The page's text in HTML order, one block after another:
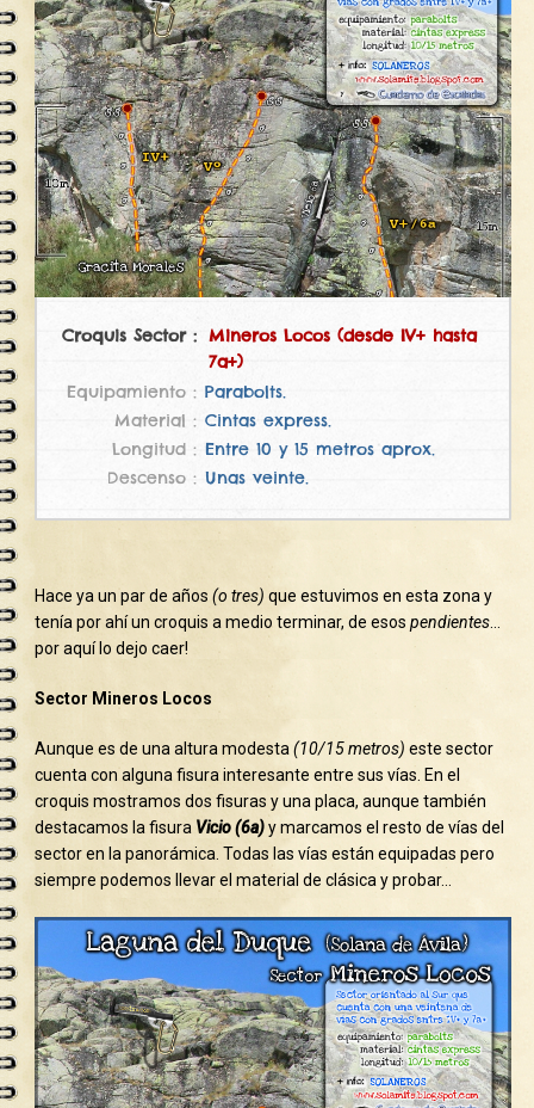
Mineros Locos (desde IV+ hasta
7a+)
Parabolts.
Cintas express.
Entre 10 y 15 metros aprox.
Unas veinte.
Hace ya un par de años(o tres) que estuvimos en esta zona y
tenía por ahí un croquis a medio terminar, de esospendientes…
por aquí lo dejo caer!
Sector Mineros Locos
Aunque es de una altura modesta(10/15 metros) este sector
cuenta con alguna fisura interesante entre sus vías. En el
croquis mostramos dos fisuras y una placa, aunque también
destacamos la fisura Vicio (6a)y marcamos el resto de vías del
sector en la panorámica. Todas las vías están equipadas pero
siempre podemos llevar el material de clásica y probar…